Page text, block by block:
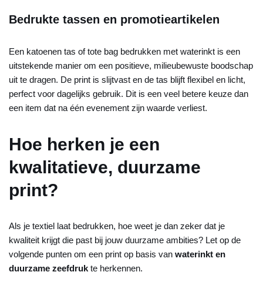
Bedrukte tassen en promotieartikelen
Een katoenen tas of tote bag bedrukken met waterinkt is een
uitstekende manier om een positieve, milieubewuste boodschap
uit te dragen. De print is slijtvast en de tas blijft flexibel en licht,
perfect voor dagelijks gebruik. Dit is een veel betere keuze dan
een item dat na één evenement zijn waarde verliest.
Hoe herken je een
kwalitatieve, duurzame
print?
Als je textiel laat bedrukken, hoe weet je dan zeker dat je
kwaliteit krijgt die past bij jouw duurzame ambities? Let op de
volgende punten om een print op basis van waterinkt en
duurzame zeefdruk te herkennen.